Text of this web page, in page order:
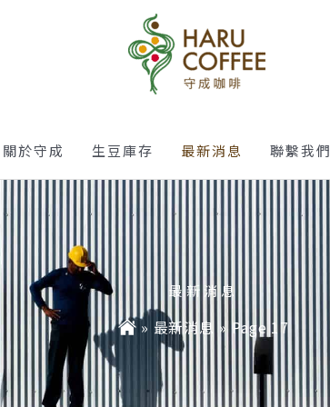
關於守成 生豆庫存 最新消息 聯繫我們
最新消息
» 最新消息 » Page 17